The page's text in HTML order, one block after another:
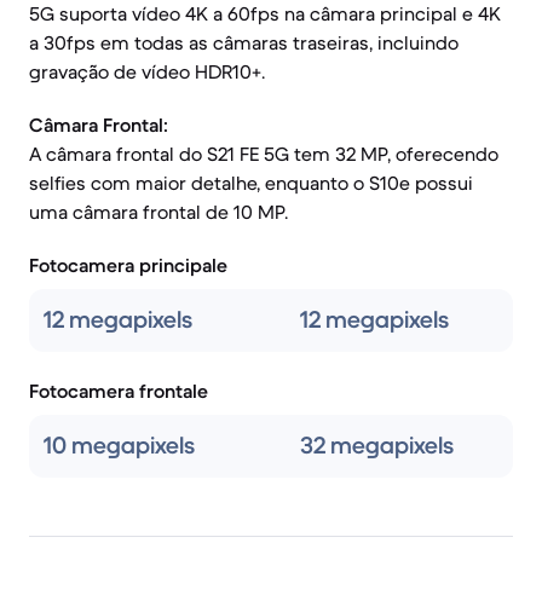
5G suporta vídeo 4K a 60fps na câmara principal e 4K
a 30fps em todas as câmaras traseiras, incluindo
gravação de vídeo HDR10+.
Câmara Frontal:
A câmara frontal do S21 FE 5G tem 32 MP, oferecendo
selfies com maior detalhe, enquanto o S10e possui
uma câmara frontal de 10 MP.
Fotocamera principale
12 megapixels 12 megapixels
Fotocamera frontale
10 megapixels 32 megapixels